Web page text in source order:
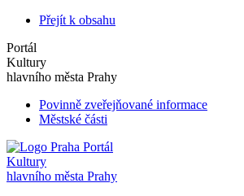
Přejít k obsahu
Portál
Kultury
hlavního města Prahy
Povinně zveřejňované informace
Městské části
Portál
Kultury
hlavního města Prahy